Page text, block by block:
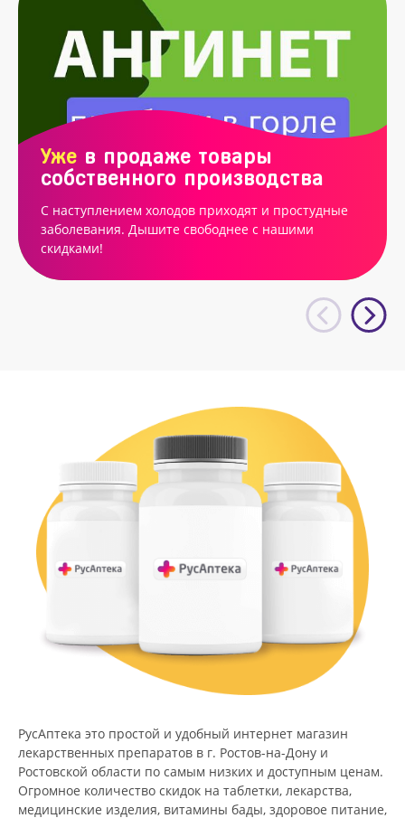
Уже в продаже товары
собственного производства
С наступлением холодов приходят и простудные
заболевания. Дышите свободнее с нашими
скидками!
РусАптека это простой и удобный интернет магазин
лекарственных препаратов в г. Ростов-на-Дону и
Ростовской области по самым низких и доступным ценам.
Огромное количество скидок на таблетки, лекарства,
медицинские изделия, витамины бады, здоровое питание,